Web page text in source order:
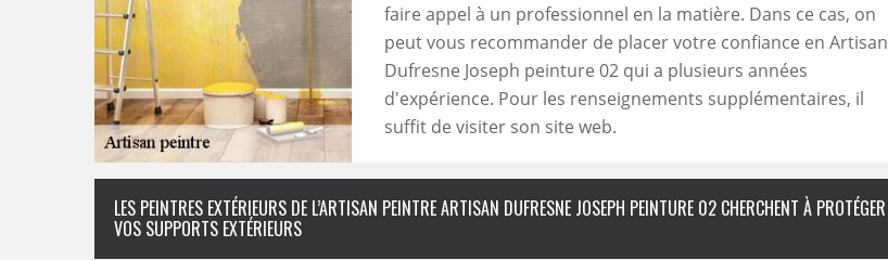
faire appel à un professionnel en la matière. Dans ce cas, on
peut vous recommander de placer votre confiance en Artisan
Dufresne Joseph peinture 02 qui a plusieurs années
d'expérience. Pour les renseignements supplémentaires, il
suffit de visiter son site web.
LES PEINTRES EXTÉRIEURS DE L’ARTISAN PEINTRE ARTISAN DUFRESNE JOSEPH PEINTURE 02 CHERCHENT À PROTÉGER
VOS SUPPORTS EXTÉRIEURS